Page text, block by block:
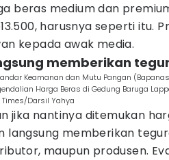
beras medium dan
harusnya seperti itu.
kepada awak media.
memberikan
Keamanan dan Mutu Pangan
Harga Beras di Gedung Baruga
Darsil Yahya
jika nantinya ditemukan
langsung memberikan
maupun produsen.